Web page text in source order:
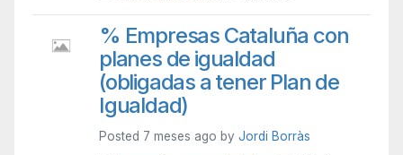
% Empresas Cataluña con
planes de igualdad
(obligadas a tener Plan de
Igualdad)
Posted 7 meses ago by Jordi Borràs